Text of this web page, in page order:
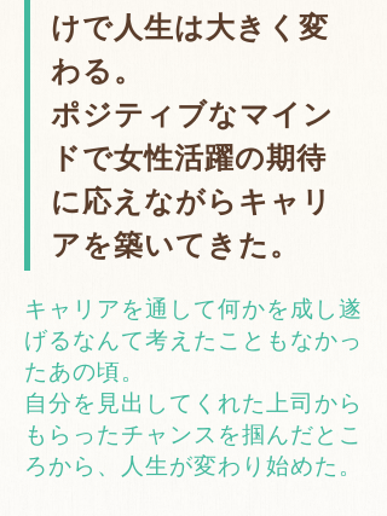
けで人生は大きく変
わる。
ポジティブなマイン
ドで女性活躍の期待
に応えながらキャリ
アを築いてきた。
キャリアを通して何かを成し遂
げるなんて考えたこともなかっ
たあの頃。
自分を見出してくれた上司から
もらったチャンスを掴んだとこ
ろから、
人生が変わり始めた。